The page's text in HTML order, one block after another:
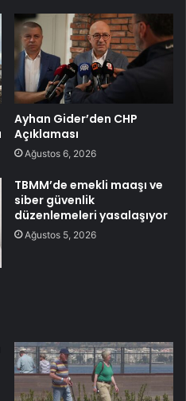
Ayhan Gider’den CHP
Açıklaması
Ağustos 6, 2026
TBMM’de emekli maaşı ve
siber güvenlik
düzenlemeleri yasalaşıyor
Ağustos 5, 2026